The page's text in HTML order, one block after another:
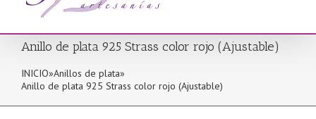
Anillo de plata 925 Strass color rojo (Ajustable)
INICIO»Anillos de plata»
Anillo de plata 925 Strass color rojo (Ajustable)